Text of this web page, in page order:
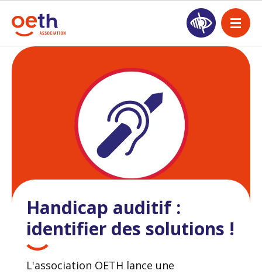
Handicap auditif :
identifier des solutions !
L'association OETH lance une